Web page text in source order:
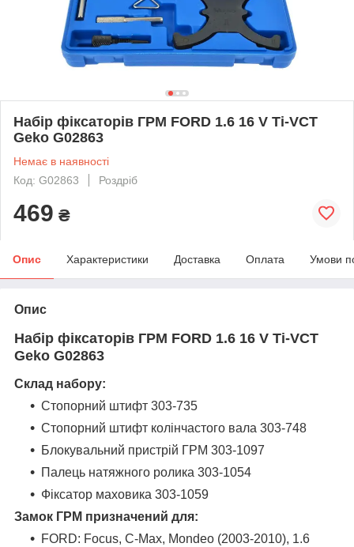
Набір фіксаторів ГРМ FORD 1.6 16 V Ti-VCT
Geko G02863
Немає в наявності
Код: G02863
Роздріб
469 ₴
Опис Характеристики Доставка Оплата Умови
Опис
Набір фіксаторів ГРМ FORD 1.6 16 V Ti-VCT
Geko G02863
Склад набору:
Стопорний штифт 303-735
Стопорний штифт колінчастого вала 303-748
Блокувальний пристрій ГРМ 303-1097
Палець натяжного ролика 303-1054
Фіксатор маховика 303-1059
Замок ГРМ призначений для:
FORD: Focus, C-Max, Mondeo (2003-2010), 1.6